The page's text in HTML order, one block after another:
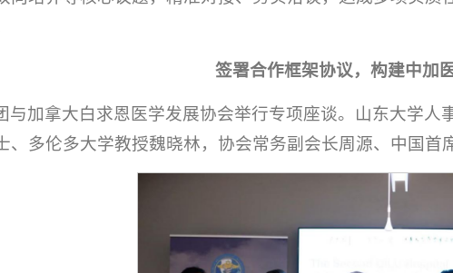
签署合作框架协议，构建中加
与加拿大白求恩医学发展协会举行专项座谈。山东大学
、多伦多大学教授魏晓林，协会常务副会长周源、中国首